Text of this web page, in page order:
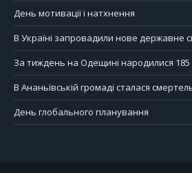
День мотивації і натхнення
В Україні запровадили нове державне
За тиждень на Одещині народилися 185
В Ананьївській громаді сталася
День глобального планування